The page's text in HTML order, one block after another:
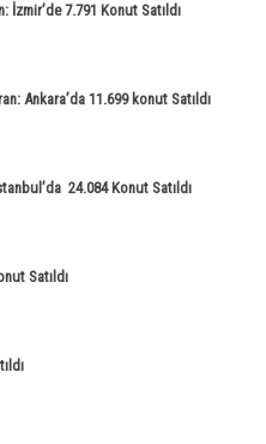
İzmir’de 7.791 Konut Satıldı
Ankara’da 11.699 konut Satıldı
24.084 Konut Satıldı
Satıldı